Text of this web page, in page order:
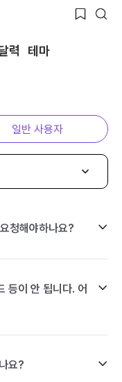
력 테마
일반 사용자
청해야하나요?
등이 안 됩니다. 어
요?